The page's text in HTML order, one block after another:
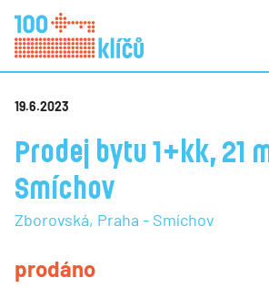
19.6.2023
Prodej bytu 1+kk, 21
Smíchov
Zborovská, Praha - Smíchov
prodáno